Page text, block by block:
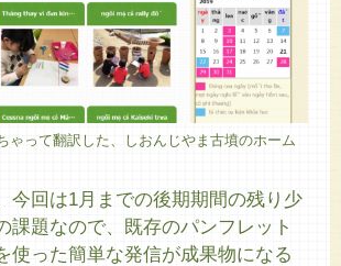
ゃって翻訳した、しおんじやま古墳のホーム
今回は1月までの後期期間の残り少
課題なので、既存のパンフレット
使った簡単な発信が成果物になる